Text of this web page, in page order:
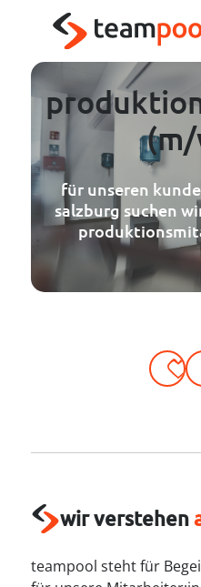
Zum Haupt-Inhalt springen
Zur Menü-Navigation
Zum Footer springen
für unseren
salzburg suchen
wir verstehen
teampool steht für